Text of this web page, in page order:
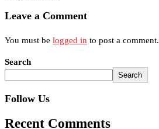
Leave a Comment
You must be logged in to post a comment.
Search
Search
Follow Us
Recent Comments